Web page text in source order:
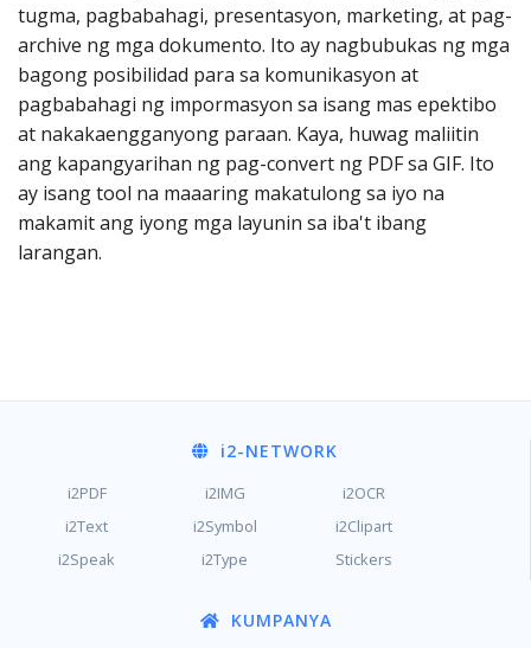
tugma, pagbabahagi, presentasyon, marketing, at pag-
archive ng mga dokumento. Ito ay nagbubukas ng mga
bagong posibilidad para sa komunikasyon at
pagbabahagi ng impormasyon sa isang mas epektibo
at nakakaengganyong paraan. Kaya, huwag maliitin
ang kapangyarihan ng pag-convert ng PDF sa GIF. Ito
ay isang tool na maaaring makatulong sa iyo na
makamit ang iyong mga layunin sa iba't ibang
larangan.
i2-NETWORK
i2PDF i2IMG
i2OCR
i2Text
i2Symbol
i2Clipart
i2Speak
i2Type Stickers
KUMPANYA